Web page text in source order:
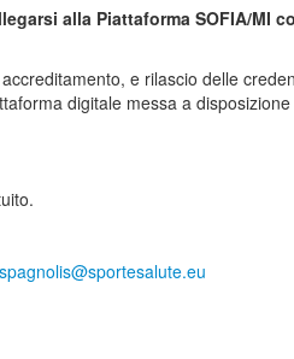
alla Piattaforma SOFIA/MI
e rilascio delle
digitale messa a